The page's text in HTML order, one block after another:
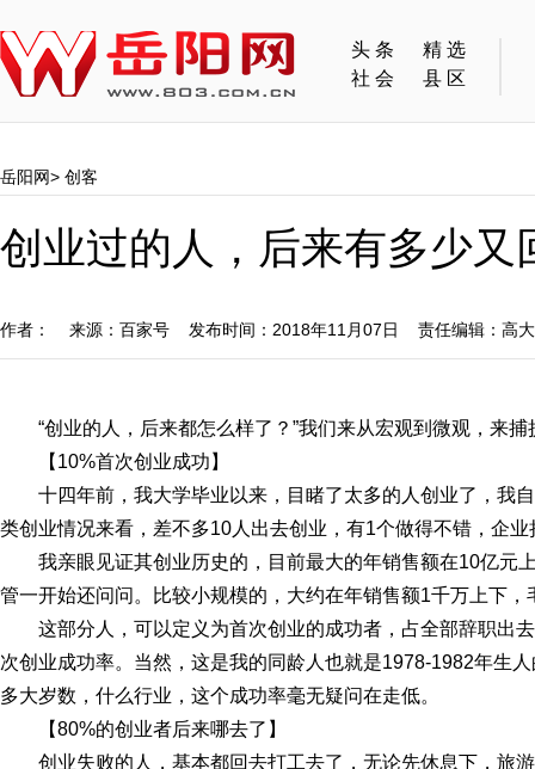
头条
精选
社会
县区
岳阳网> 创客
创业过的人，后来有多少又
作者： 来源：百家号 发布时间：2018年11月07日 责任编辑：高
“创业的人，后来都怎么样了？”我们来从宏观到微观，来
【10%首次创业成功】
十四年前，我大学毕业以来，目睹了太多的人创业了，我
类创业情况来看，差不多10人出去创业，有1个做得不错，企业
我亲眼见证其创业历史的，目前最大的年销售额在10亿元
管一开始还问问。比较小规模的，大约在年销售额1千万上下，
这部分人，可以定义为首次创业的成功者，占全部辞职出
次创业成功率。当然，这是我的同龄人也就是1978-1982年生
多大岁数，什么行业，这个成功率毫无疑问在走低。
【80%的创业者后来哪去了】
创业失败的人，基本都回去打工去了，无论先休息下，旅